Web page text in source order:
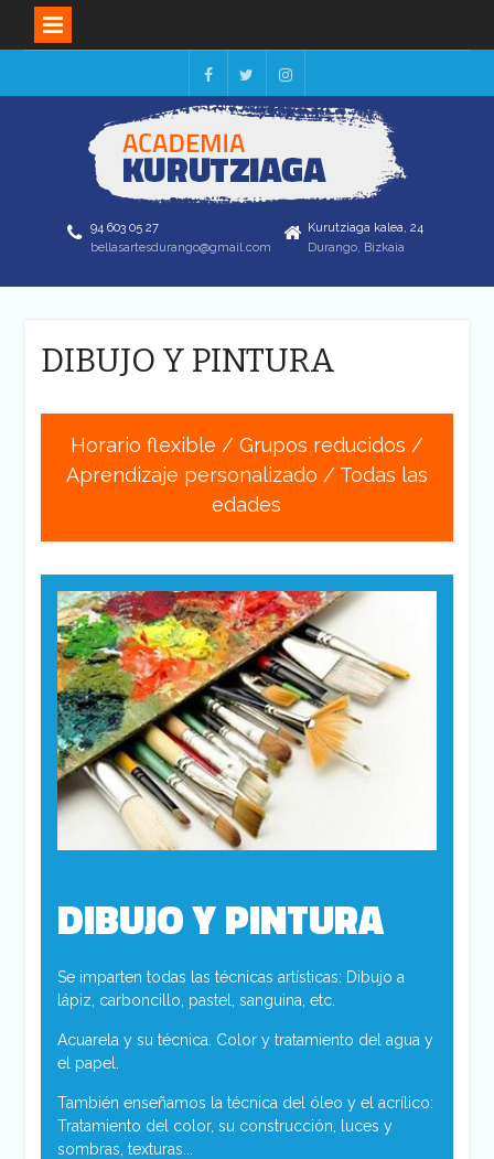
Facebook
Twitter
94 603 05 27
bellasartesdurango@gmail.com
Kurutziaga kalea, 24
Durango, Bizkaia
DIBUJO Y PINTURA
Horario flexible / Grupos reducidos /
Aprendizaje personalizado / Todas las
edades
DIBUJO Y PINTURA
Se imparten todas las técnicas artísticas: Dibujo a
lápiz, carboncillo, pastel, sanguina, etc.
Acuarela y su técnica. Color y tratamiento del agua y
el papel.
También enseñamos la técnica del óleo y el acrílico:
Tratamiento del color, su construcción, luces y
sombras, texturas...